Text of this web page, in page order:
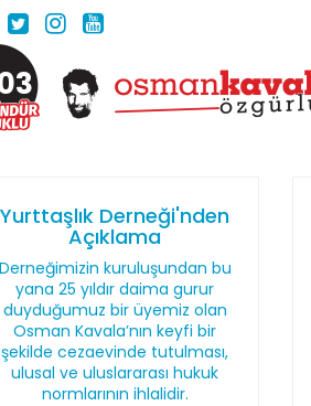
Yurttaşlık Derneği'nden
Açıklama
Derneğimizin kuruluşundan bu
yana 25 yıldır daima gurur
duyduğumuz bir üyemiz olan
Osman Kavala’nın keyfi bir
şekilde cezaevinde tutulması,
ulusal ve uluslararası hukuk
normlarının ihlalidir.